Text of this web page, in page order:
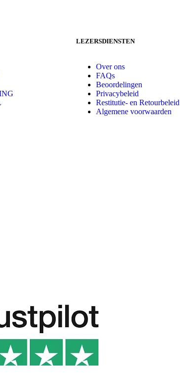
LEZERSDIENSTEN
Over ons
FAQs
Beoordelingen
Privacybeleid
Restitutie- en Retourbeleid
Algemene voorwaarden